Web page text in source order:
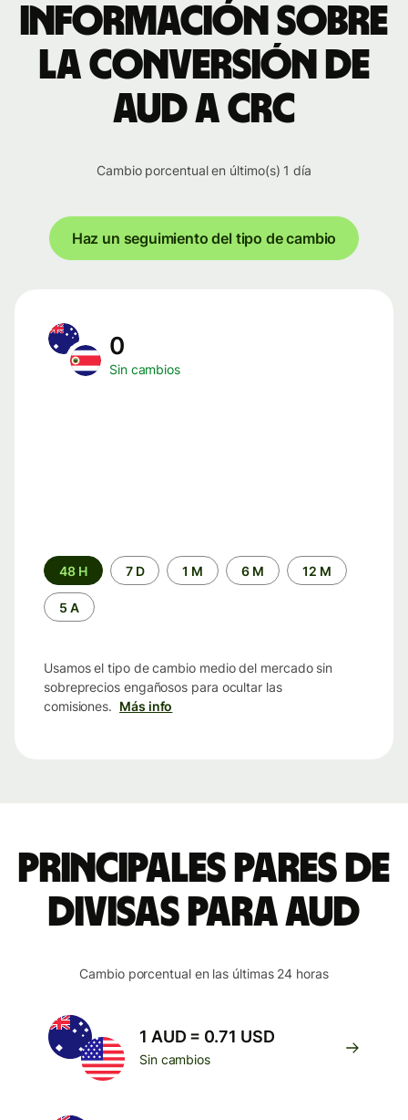
Información sobre
la conversión de
AUD a CRC
Cambio porcentual en último(s) 1 día
Haz un seguimiento del tipo de cambio
0
Sin cambios
Periodo
de
tiempo
48 H 7 D 1 M 6 M 12 M
5 A
Usamos el tipo de cambio medio del mercado sin
sobreprecios engañosos para ocultar las
comisiones. Más info
Principales pares de
divisas para AUD
Cambio porcentual en las últimas 24 horas
1 AUD = 0.71 USD
Sin cambios